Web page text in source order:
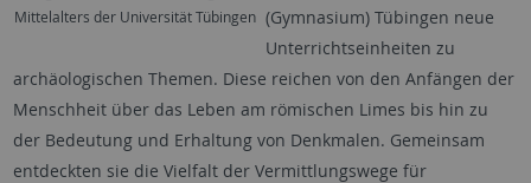
Mittelalters der Universität Tübingen (Gymnasium) Tübingen neue
Unterrichtseinheiten zu
archäologischen Themen. Diese reichen von den Anfängen der
Menschheit über das Leben am römischen Limes bis hin zu
der Bedeutung und Erhaltung von Denkmalen. Gemeinsam
entdeckten sie die Vielfalt der Vermittlungswege für